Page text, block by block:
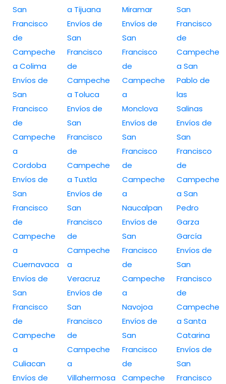
San
Francisco
de
Campeche
a Colima
Envíos de
San
Francisco
de
Campeche
a
Cordoba
Envíos de
San
Francisco
de
Campeche
a
Cuernavaca
Envíos de
San
Francisco
de
Campeche
a
Culiacan
Envíos de
a Tijuana
Envíos de
San
Francisco
de
Campeche
a Toluca
Envíos de
San
Francisco
de
Campeche
a Tuxtla
Envíos de
San
Francisco
de
Campeche
a
Veracruz
Envíos de
San
Francisco
de
Campeche
a
Villahermosa
Miramar
Envíos de
San
Francisco
de
Campeche
a
Monclova
Envíos de
San
Francisco
de
Campeche
a
Naucalpan
Envíos de
San
Francisco
de
Campeche
a
Navojoa
Envíos de
San
Francisco
de
Campeche
San
Francisco
de
Campeche
a San
Pablo de
las
Salinas
Envíos de
San
Francisco
de
Campeche
a San
Pedro
Garza
García
Envíos de
San
Francisco
de
Campeche
a Santa
Catarina
Envíos de
San
Francisco